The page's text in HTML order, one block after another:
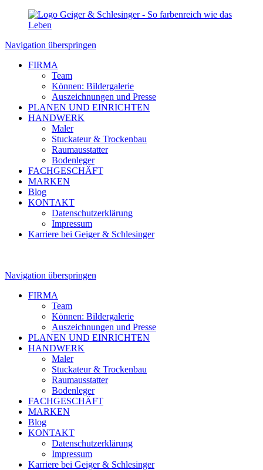
Navigation überspringen
FIRMA
Team
Können: Bildergalerie
Auszeichnungen und Presse
PLANEN UND EINRICHTEN
HANDWERK
Maler
Stuckateur & Trockenbau
Raumausstatter
Bodenleger
FACHGESCHÄFT
MARKEN
Blog
KONTAKT
Datenschutzerklärung
Impressum
Karriere bei Geiger & Schlesinger
Navigation überspringen
FIRMA
Team
Können: Bildergalerie
Auszeichnungen und Presse
PLANEN UND EINRICHTEN
HANDWERK
Maler
Stuckateur & Trockenbau
Raumausstatter
Bodenleger
FACHGESCHÄFT
MARKEN
Blog
KONTAKT
Datenschutzerklärung
Impressum
Karriere bei Geiger & Schlesinger